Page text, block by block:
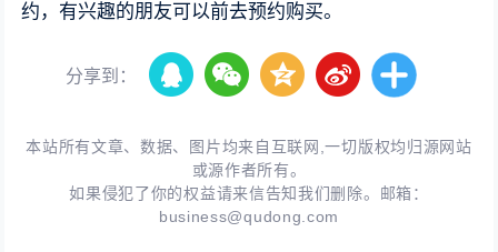
约，有兴趣的朋友可以前去预约购买。
分享到：
本站所有文章、数据、图片均来自互联网,一切版权均归源网站
或源作者所有。
如果侵犯了你的权益请来信告知我们删除。邮箱：
business@qudong.com